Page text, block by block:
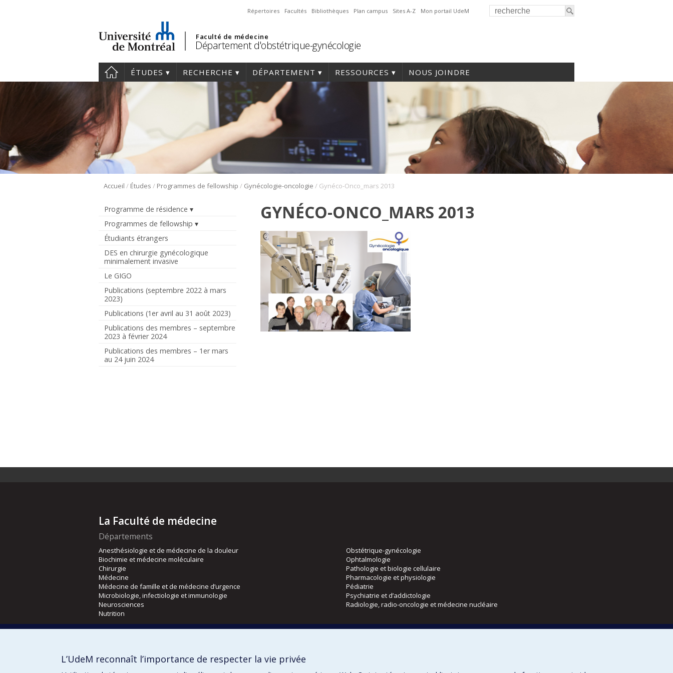
Répertoires Facultés Bibliothèques Plan campus Sites A-Z Mon portail UdeM
Faculté de médecine
Département d'obstétrique-gynécologie
ÉTUDES RECHERCHE DÉPARTEMENT RESSOURCES NOUS JOINDRE
Accueil / Études / Programmes de fellowship / Gynécologie-oncologie / Gynéco-Onco_mars 2013
Programme de résidence
Programmes de fellowship
Étudiants étrangers
DES en chirurgie gynécologique
minimalement invasive
Le GIGO
Publications (septembre 2022 à mars
2023)
Publications (1er avril au 31 août 2023)
Publications des membres – septembre
2023 à février 2024
Publications des membres – 1er mars
au 24 juin 2024
GYNÉCO-ONCO_MARS 2013
La Faculté de médecine
Départements
Anesthésiologie et de médecine de la douleur
Biochimie et médecine moléculaire
Chirurgie
Médecine
Médecine de famille et de médecine d’urgence
Microbiologie, infectiologie et immunologie
Neurosciences
Nutrition
Obstétrique-gynécologie
Ophtalmologie
Pathologie et biologie cellulaire
Pharmacologie et physiologie
Pédiatrie
Psychiatrie et d’addictologie
Radiologie, radio-oncologie et médecine nucléaire
Orthophonie et audiologie
L’UdeM reconnaît l’importance de respecter la vie privée